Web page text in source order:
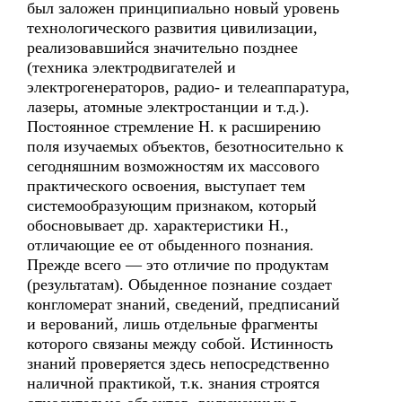
был заложен принципиально новый уровень
технологического развития цивилизации,
реализовавшийся значительно позднее
(техника электродвигателей и
электрогенераторов, радио- и телеаппаратура,
лазеры, атомные электростанции и т.д.).
Постоянное стремление Н. к расширению
поля изучаемых объектов, безотносительно к
сегодняшним возможностям их массового
практического освоения, выступает тем
системообразующим признаком, который
обосновывает др. характеристики Н.,
отличающие ее от обыденного познания.
Прежде всего — это отличие по продуктам
(результатам). Обыденное познание создает
конгломерат знаний, сведений, предписаний
и верований, лишь отдельные фрагменты
которого связаны между собой. Истинность
знаний проверяется здесь непосредственно
наличной практикой, т.к. знания строятся